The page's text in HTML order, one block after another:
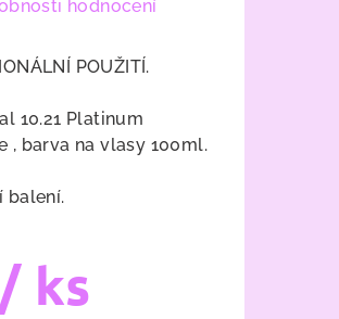
hodnocení
POUŽITÍ.
10.21 Platinum
, barva na vlasy 100ml.
balení.
/ ks